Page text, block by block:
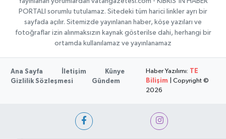
PORTALI sorumlu tutulamaz. Sitedeki tüm harici linkler ayrı bir
sayfada açılır. Sitemizde yayınlanan haber, köşe yazıları ve
fotoğraflar izin alınmaksızın kaynak gösterilse dahi, herhangi bir
ortamda kullanılamaz ve yayınlanamaz
Ana Sayfa İletişim
Künye
Gizlilik Sözleşmesi
Gündem
Haber Yazılımı: TE
Bilişim | Copyright ©
2026